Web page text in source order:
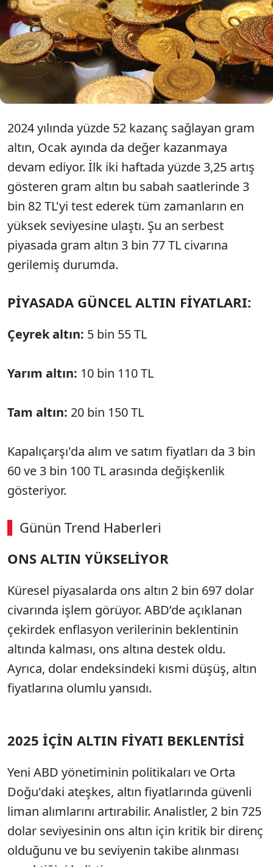
dolar endeksindeki gerileme ile birlikte ons altın 2
bin 700 dolara yaklaştı. Analistler, Orta Doğu’daki
ateşkesin jeopolitik riskleri azalttığını ve dolar
endeksinin yüksek seviyelerde kaldığını belirterek,
ons altının 2 bin 725 dolar seviyesinin kritik bir
direnç oluşturduğuna vurgu yapıyor.
2024 yılında yüzde 52 kazanç sağlayan gram
altın, Ocak ayında da değer kazanmaya
devam ediyor. İlk iki haftada yüzde 3,25 artış
gösteren gram altın bu sabah saatlerinde 3
bin 82 TL'yi test ederek tüm zamanların en
yüksek seviyesine ulaştı. Şu an serbest
piyasada gram altın 3 bin 77 TL civarına
gerilemiş durumda.
PİYASADA GÜNCEL ALTIN FİYATLARI:
Çeyrek altın: 5 bin 55 TL
Yarım altın: 10 bin 110 TL
Tam altın: 20 bin 150 TL
Kapalıçarşı'da alım ve satım fiyatları da 3 bin
60 ve 3 bin 100 TL arasında değişkenlik
gösteriyor.
Günün Trend Haberleri
ONS ALTIN YÜKSELİYOR
Küresel piyasalarda ons altın 2 bin 697 dolar
civarında işlem görüyor. ABD’de açıklanan
çekirdek enflasyon verilerinin beklentinin
altında kalması, ons altına destek oldu.
Ayrıca, dolar endeksindeki kısmi düşüş, altın
fiyatlarına olumlu yansıdı.
2025 İÇİN ALTIN FİYATI BEKLENTİSİ
Yeni ABD yönetiminin politikaları ve Orta
Doğu'daki ateşkes, altın fiyatlarında güvenli
liman alımlarını artırabilir. Analistler, 2 bin 725
dolar seviyesinin ons altın için kritik bir direnç
olduğunu ve bu seviyenin takibe alınması